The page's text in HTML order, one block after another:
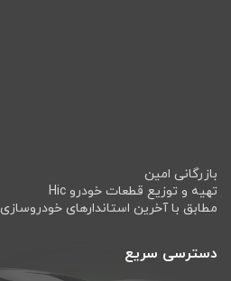
بازرگانی امین
تهیه و توزیع قطعات خودرو Hic
مطابق با آخرین استاندارهای خودروسازی
دسترسی سریع